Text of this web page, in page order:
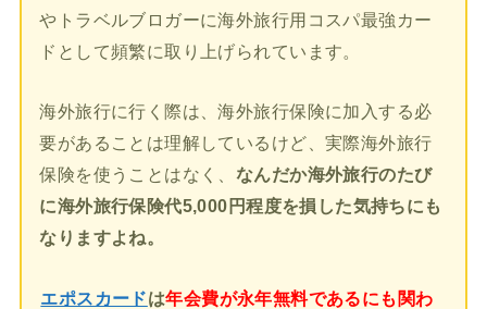
やトラベルブロガーに海外旅行用コスパ最強カー
ドとして頻繁に取り上げられています。
海外旅行に行く際は、海外旅行保険に加入する必
要があることは理解しているけど、実際海外旅行
保険を使うことはなく、 なんだか海外旅行のたび
に海外旅行保険代5,000円程度を損した気持ちにも
なりますよね。
エポスカードは年会費が永年無料であるにも関わ